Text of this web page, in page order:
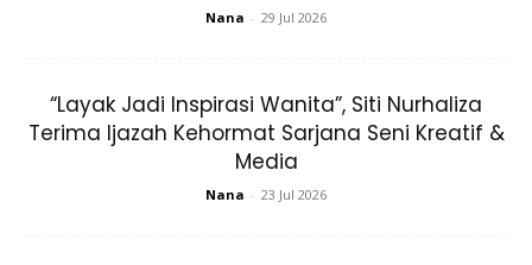
Tak Suka Bersesak Di SPA, Hanya
Sahaja
Nana - 29 Jul 2026
“Layak Jadi Inspirasi Wanita”, Siti Nurhaliza
Terima Ijazah Kehormat Sarjana Seni Kreatif &
Media
Nana - 23 Jul 2026